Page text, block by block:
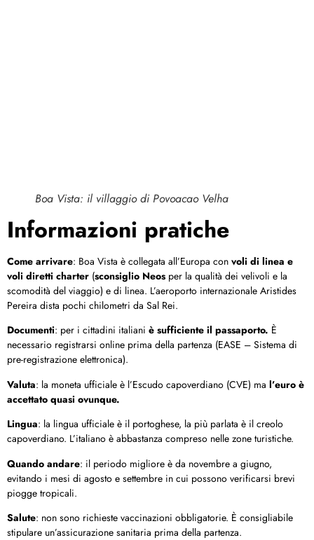
Boa Vista: il villaggio di Povoacao Velha
Informazioni pratiche
Come arrivare: Boa Vista è collegata all’Europa con voli di linea e
voli diretti charter (sconsiglio Neos per la qualità dei velivoli e la
scomodità del viaggio) e di linea. L’aeroporto internazionale Aristides
Pereira dista pochi chilometri da Sal Rei.
Documenti: per i cittadini italiani è sufficiente il passaporto. È
necessario registrarsi online prima della partenza (EASE – Sistema di
pre-registrazione elettronica).
Valuta: la moneta ufficiale è l’Escudo capoverdiano (CVE) ma l’euro è
accettato quasi ovunque.
Lingua: la lingua ufficiale è il portoghese, la più parlata è il creolo
capoverdiano. L’italiano è abbastanza compreso nelle zone turistiche.
Quando andare: il periodo migliore è da novembre a giugno,
evitando i mesi di agosto e settembre in cui possono verificarsi brevi
piogge tropicali.
Salute: non sono richieste vaccinazioni obbligatorie. È consigliabile
stipulare un’assicurazione sanitaria prima della partenza.